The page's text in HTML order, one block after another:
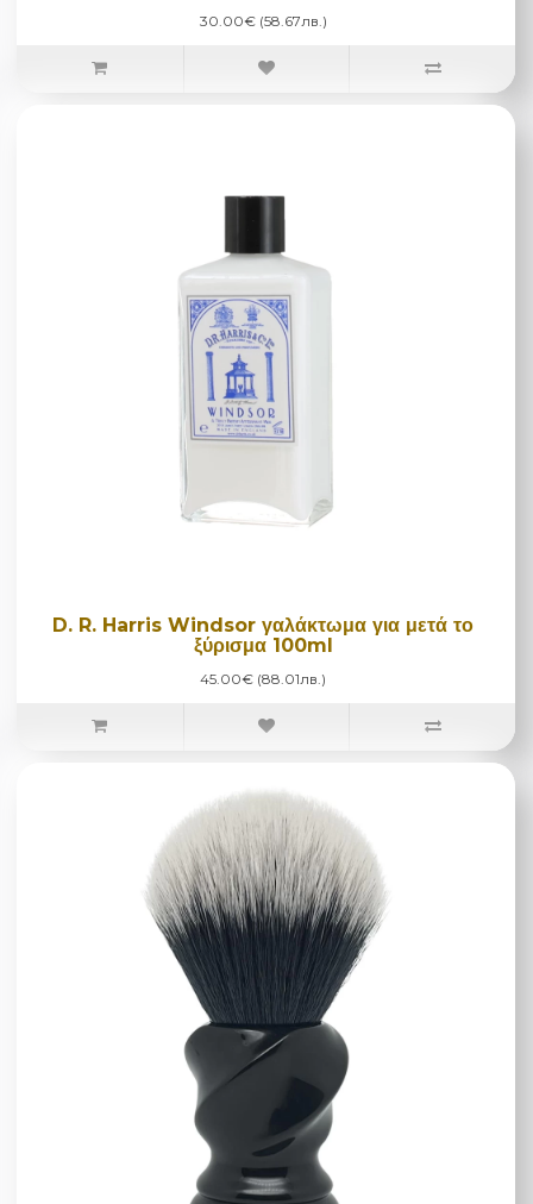
30.00€ (58.67лв.)
D. R. Harris Windsor γαλάκτωμα για μετά το
ξύρισμα 100ml
45.00€ (88.01лв.)